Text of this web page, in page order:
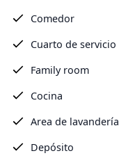
Comedor
Cuarto de servicio
Family room
Cocina
Area de lavandería
Depósito